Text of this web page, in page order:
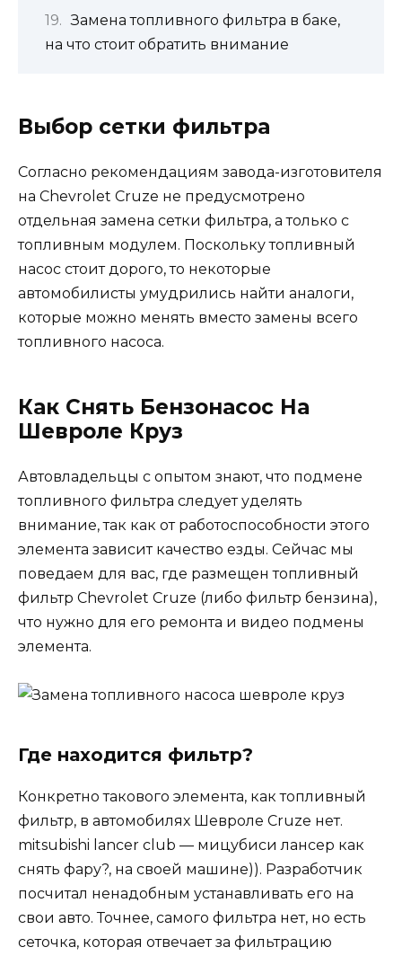
Замена топливного фильтра в баке,
на что стоит обратить внимание
Выбор сетки фильтра
Согласно рекомендациям завода-изготовителя
на Chevrolet Cruze не предусмотрено
отдельная замена сетки фильтра, а только с
топливным модулем. Поскольку топливный
насос стоит дорого, то некоторые
автомобилисты умудрились найти аналоги,
которые можно менять вместо замены всего
топливного насоса.
Как Снять Бензонасос На
Шевроле Круз
Автовладельцы с опытом знают, что подмене
топливного фильтра следует уделять
внимание, так как от работоспособности этого
элемента зависит качество езды. Сейчас мы
поведаем для вас, где размещен топливный
фильтр Chevrolet Cruze (либо фильтр бензина),
что нужно для его ремонта и видео подмены
элемента.
Где находится фильтр?
Конкретно такового элемента, как топливный
фильтр, в автомобилях Шевроле Cruze нет.
mitsubishi lancer club — мицубиси лансер как
снять фару?, на своей машине)). Разработчик
посчитал ненадобным устанавливать его на
свои авто. Точнее, самого фильтра нет, но есть
сеточка, которая отвечает за фильтрацию